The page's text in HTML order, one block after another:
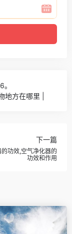
地方在哪里 |
下一篇
功效,空气净化器的
功效和作用